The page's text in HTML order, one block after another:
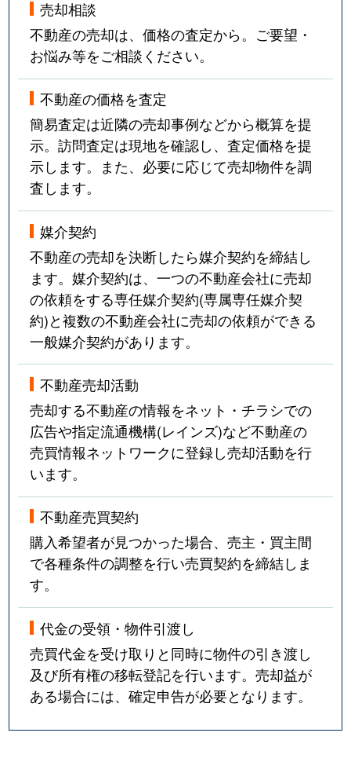
売却相談
不動産の売却は、価格の査定から。ご要望・
お悩み等をご相談ください。
不動産の価格を査定
簡易査定は近隣の売却事例などから概算を提
示。訪問査定は現地を確認し、査定価格を提
示します。また、必要に応じて売却物件を調
査します。
媒介契約
不動産の売却を決断したら媒介契約を締結し
ます。媒介契約は、一つの不動産会社に売却
の依頼をする専任媒介契約(専属専任媒介契
約)と複数の不動産会社に売却の依頼ができる
一般媒介契約があります。
不動産売却活動
売却する不動産の情報をネット・チラシでの
広告や指定流通機構(レインズ)など不動産の
売買情報ネットワークに登録し売却活動を行
います。
不動産売買契約
購入希望者が見つかった場合、売主・買主間
で各種条件の調整を行い売買契約を締結しま
す。
代金の受領・物件引渡し
売買代金を受け取りと同時に物件の引き渡し
及び所有権の移転登記を行います。売却益が
ある場合には、確定申告が必要となります。